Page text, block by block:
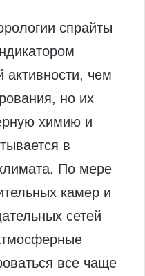
спрайты
активности, чем
но их
химию и
в
По мере
камер и
сетей
все чаще